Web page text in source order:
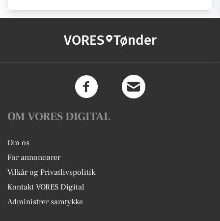
VORES Tønder
OM VORES DIGITAL
Om os
For annoncører
Vilkår og Privatlivspolitik
Kontakt VORES Digital
Administrer samtykke